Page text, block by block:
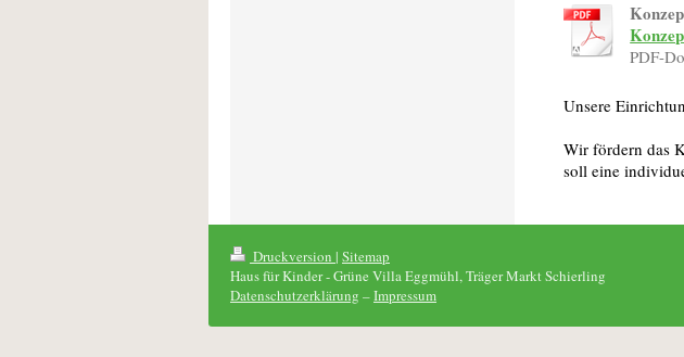
PDF-
Unsere
Wir fördern das
soll eine
Druckversion | Sitemap
Haus für Kinder - Grüne Villa Eggmühl, Träger Markt Schierling
Datenschutzerklärung –Impressum